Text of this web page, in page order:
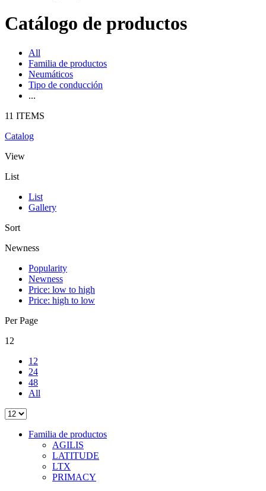
Catálogo de productos
All
Familia de productos
Neumáticos
Tipo de conducción
...
11 ITEMS
Catalog
View
List
List
Gallery
Sort
Newness
Popularity
Newness
Price: low to high
Price: high to low
Per Page
12
12
24
48
All
Familia de productos
AGILIS
LATITUDE
LTX
PRIMACY